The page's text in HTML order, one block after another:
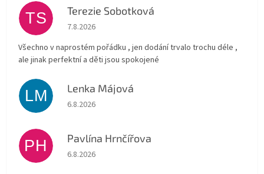
TS Terezie Sobotková
Hodnocení obchodu je 5 z 5 hvězdiček.
7.8.2026
Všechno v naprostém pořádku , jen dodání trvalo trochu déle ,
ale jinak perfektní a děti jsou spokojené
LM Lenka Májová
Hodnocení obchodu je 5 z 5 hvězdiček.
6.8.2026
PH Pavlína Hrnčířova
Hodnocení obchodu je 5 z 5 hvězdiček.
6.8.2026